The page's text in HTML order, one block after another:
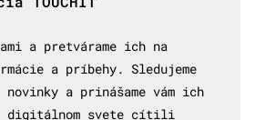
a pretvárame ich na
a príbehy. Sledujeme
a prinášame vám ich
digitálnom svete cítili